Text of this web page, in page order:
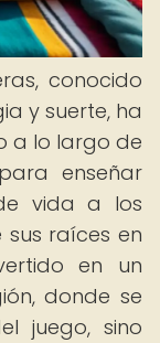
conocido
y suerte, ha
a lo largo de
enseñar
vida a los
sus raíces en
en un
donde se
juego, sino